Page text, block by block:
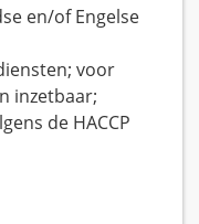
en/of Engelse
voor
inzetbaar;
de HACCP